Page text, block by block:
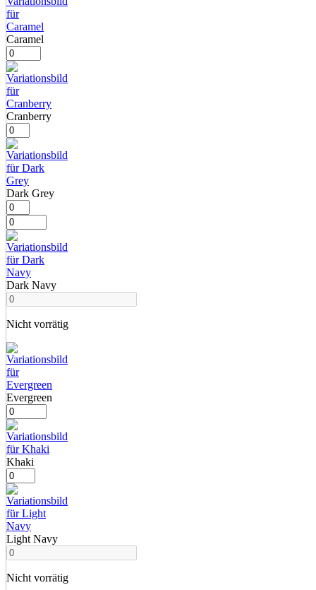
Caramel
Cranberry
Dark Grey
Dark Navy
Nicht vorrätig
Evergreen
Khaki
Light Navy
Nicht vorrätig